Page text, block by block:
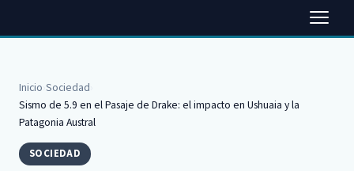
Inicio Sociedad
Sismo de 5.9 en el Pasaje de Drake: el impacto en Ushuaia y la
Patagonia Austral
SOCIEDAD